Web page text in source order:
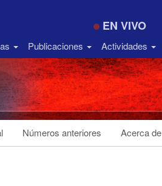
EN VIVO
Publicaciones Actividades
Números anteriores Acerca de